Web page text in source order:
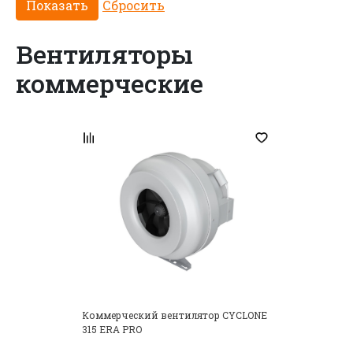
Есть аккаунт? Войти
Вентиляторы
коммерческие
Коммерческий вентилятор CYCLONE
315 ERA PRO